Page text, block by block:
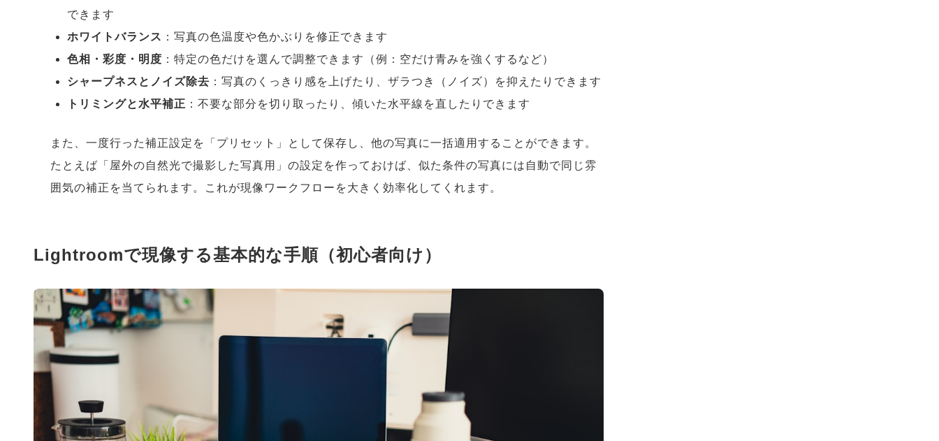
できます
ホワイトバランス ：写真の色温度や色かぶりを修正できます
色相・彩度・明度 ：特定の色だけを選んで調整できます（例：空だけ青みを強くするなど）
シャープネスとノイズ除去 ：写真のくっきり感を上げたり、ザラつき（ノイズ）を抑えたりできます
トリミングと水平補正 ：不要な部分を切り取ったり、傾いた水平線を直したりできます
また、一度行った補正設定を「プリセット」として保存し、他の写真に一括適用することができます。
たとえば「屋外の自然光で撮影した写真用」の設定を作っておけば、似た条件の写真には自動で同じ雰
囲気の補正を当てられます。これが現像ワークフローを大きく効率化してくれます。
Lightroomで現像する基本的な手順（初心者向け）